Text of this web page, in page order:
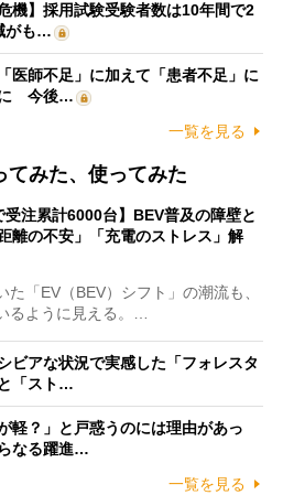
機】採用試験受験者数は10年間で2
がも…
医師不足」に加えて「患者不足」に
に 今後…
一覧を見る
てみた、使ってみた
受注累計6000台】BEV普及の障壁と
離の不安」「充電のストレス」解
「EV（BEV）シフト」の潮流も、
るように見える。…
ビアな状況で実感した「フォレスタ
「スト…
軽？」と戸惑うのには理由があっ
なる躍進…
一覧を見る